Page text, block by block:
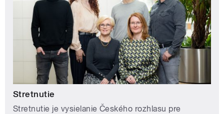
Stretnutie
Stretnutie je vysielanie Českého rozhlasu pre